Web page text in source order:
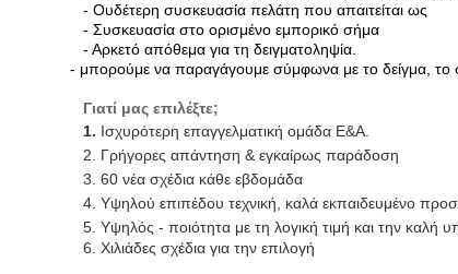
- Ουδέτερη συσκευασία πελάτη που απαιτείται ως
- Συσκευασία στο ορισμένο εμπορικό σήμα
- Αρκετό απόθεμα για τη δειγματοληψία.
- μπορούμε να παραγάγουμε σύμφωνα με το δείγμα, το
Γιατί μας επιλέξτε;
1. Ισχυρότερη επαγγελματική ομάδα Ε&Α.
2. Γρήγορες απάντηση & εγκαίρως παράδοση
3. 60 νέα σχέδια κάθε εβδομάδα
4. Υψηλού επιπέδου τεχνική, καλά εκπαιδευμένο
5. Υψηλός - ποιότητα με τη λογική τιμή και την καλή
6. Χιλιάδες σχέδια για την επιλογή